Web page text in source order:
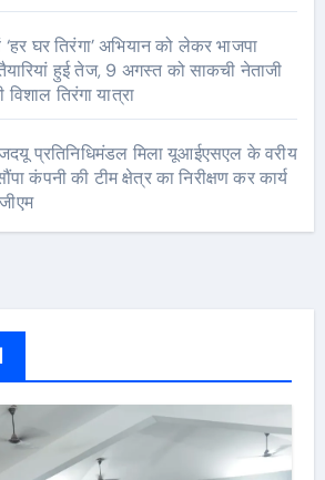
‘हर घर तिरंगा’ अभियान को लेकर भाजपा
हुई तेज, 9 अगस्त को साकची नेताजी
तिरंगा यात्रा
प्रतिनिधिमंडल मिला यूआईएसएल के वरीय
कंपनी की टीम क्षेत्र का निरीक्षण कर कार्य